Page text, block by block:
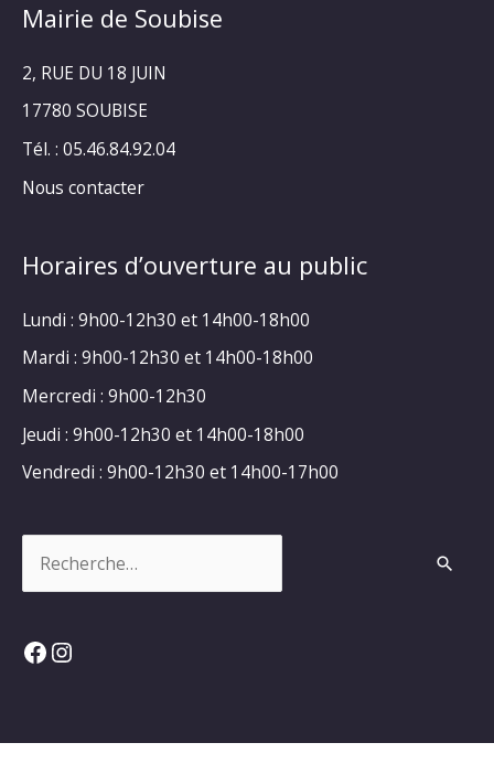
Mairie de Soubise
2, RUE DU 18 JUIN
17780 SOUBISE
Tél. : 05.46.84.92.04
Nous contacter
Horaires d’ouverture au public
Lundi : 9h00-12h30 et 14h00-18h00
Mardi : 9h00-12h30 et 14h00-18h00
Mercredi : 9h00-12h30
Jeudi : 9h00-12h30 et 14h00-18h00
Vendredi : 9h00-12h30 et 14h00-17h00
Facebook
Instagram